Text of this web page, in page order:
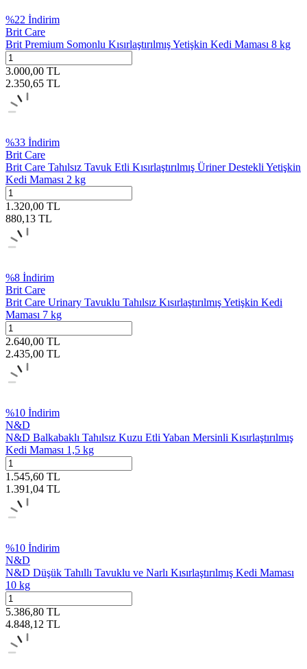
%22 İndirim
Brit Care
Brit Premium Somonlu Kısırlaştırılmış Yetişkin Kedi Maması 8 kg
3.000,00 TL
2.350,65 TL
%33 İndirim
Brit Care
Brit Care Tahılsız Tavuk Etli Kısırlaştırılmış Üriner Destekli Yetişkin
Kedi Maması 2 kg
1.320,00 TL
880,13 TL
%8 İndirim
Brit Care
Brit Care Urinary Tavuklu Tahılsız Kısırlaştırılmış Yetişkin Kedi
Maması 7 kg
2.640,00 TL
2.435,00 TL
%10 İndirim
N&D
N&D Balkabaklı Tahılsız Kuzu Etli Yaban Mersinli Kısırlaştırılmış
Kedi Maması 1,5 kg
1.545,60 TL
1.391,04 TL
%10 İndirim
N&D
N&D Düşük Tahıllı Tavuklu ve Narlı Kısırlaştırılmış Kedi Maması
10 kg
5.386,80 TL
4.848,12 TL